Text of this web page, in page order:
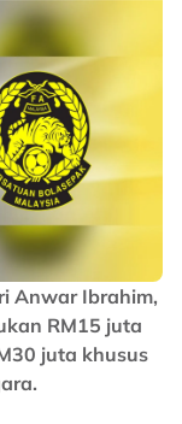
Anwar Ibrahim,
RM15 juta
juta khusus